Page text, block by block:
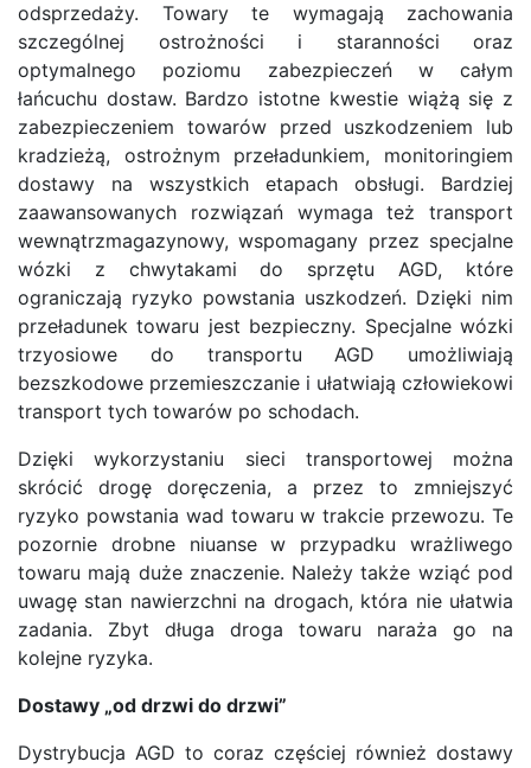
odsprzedaży. Towary te wymagają zachowania
szczególnej ostrożności i staranności oraz
optymalnego poziomu zabezpieczeń w całym
łańcuchu dostaw. Bardzo istotne kwestie wiążą się z
zabezpieczeniem towarów przed uszkodzeniem lub
kradzieżą, ostrożnym przeładunkiem, monitoringiem
dostawy na wszystkich etapach obsługi. Bardziej
zaawansowanych rozwiązań wymaga też transport
wewnątrzmagazynowy, wspomagany przez specjalne
wózki z chwytakami do sprzętu AGD, które
ograniczają ryzyko powstania uszkodzeń. Dzięki nim
przeładunek towaru jest bezpieczny. Specjalne wózki
trzyosiowe do transportu AGD umożliwiają
bezszkodowe przemieszczanie i ułatwiają człowiekowi
transport tych towarów po schodach.
Dzięki wykorzystaniu sieci transportowej można
skrócić drogę doręczenia, a przez to zmniejszyć
ryzyko powstania wad towaru w trakcie przewozu. Te
pozornie drobne niuanse w przypadku wrażliwego
towaru mają duże znaczenie. Należy także wziąć pod
uwagę stan nawierzchni na drogach, która nie ułatwia
zadania. Zbyt długa droga towaru naraża go na
kolejne ryzyka.
Dostawy „od drzwi do drzwi”
Dystrybucja AGD to coraz częściej również dostawy